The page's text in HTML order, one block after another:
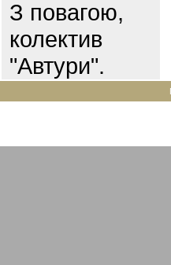
З повагою,
колектив
"Автури".